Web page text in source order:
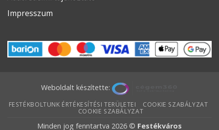
Impresszum
Weboldalt készítette:
FESTÉKBOLTUNK ÉRTÉKESÍTÉSI TERÜLETEI
COOKIE SZABÁLYZAT
COOKIE SZABÁLYZAT
Minden jog fenntartva 2026 © Festékváros